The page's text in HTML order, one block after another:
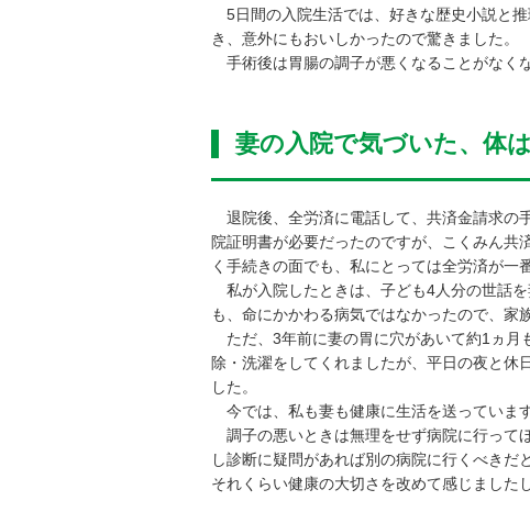
5日間の入院生活では、好きな歴史小説と
き、意外にもおいしかったので驚きました。
手術後は胃腸の調子が悪くなることがなく
妻の入院で気づいた、体
退院後、全労済に電話して、共済金請求の
院証明書が必要だったのですが、こくみん
く手続きの面でも、私にとっては全労済が一
私が入院したときは、子ども4人分の世話
も、命にかかわる病気ではなかったので、家
ただ、3年前に妻の胃に穴があいて約1ヵ月
除・洗濯をしてくれましたが、平日の夜と休
した。
今では、私も妻も健康に生活を送っていま
調子の悪いときは無理をせず病院に行って
し診断に疑問があれば別の病院に行くべきだ
それくらい健康の大切さを改めて感じました